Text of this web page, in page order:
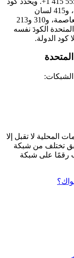
المنطقة الولاية أو المدينة: 212 و917 لنيويورك، و415 لسان
فرانسيسكو، و305 لميامي، و202 لواشنطن العاصمة، و310 و213
المتحدة الكودَ نفسه
المحلية لا تقبل إلا
تختلف من شبكة
رقمًا على شبكة